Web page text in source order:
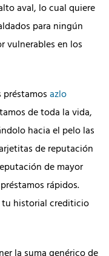
aval, lo cual quiere
para ningún
vulnerables en los
préstamosazlo
de toda la vida,
hacia el pelo las
de reputación
de mayor
rápidos.
tu historial crediticio